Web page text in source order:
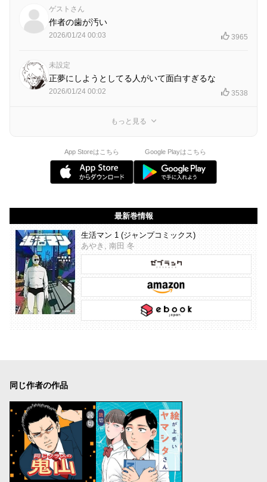
ゲストさん
作者の歯が汚い
2026/01/24 00:03 3965
未設定
正夢にしようとしてる人がいて面白すぎるな
2026/01/24 00:02 3538
もっと見る
App Storeはこちら Google Playはこちら
最新巻情報
生活マン 1 (ジャンプコミックス)
あやき, 南田 冬
同じ作者の作品